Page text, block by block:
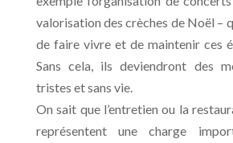
valorisation des crèches de Noël –
de faire vivre et de maintenir ces
Sans cela, ils deviendront des
tristes et sans vie.
On sait que l’entretien ou la
représentent une charge